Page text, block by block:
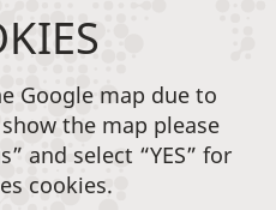
Google map due to
the map please
and select “YES” for
cookies.